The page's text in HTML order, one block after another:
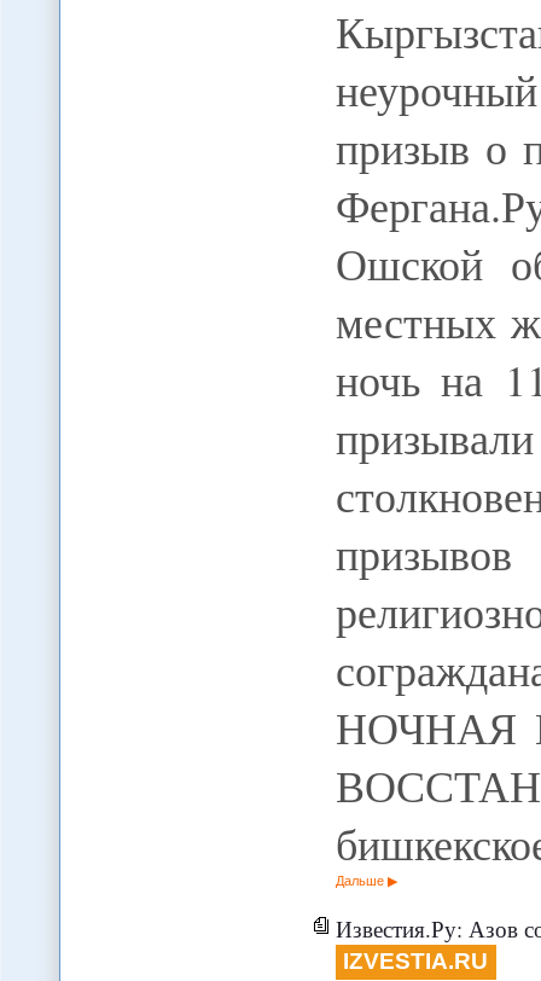
призыв о
Ошской
местных
ночь на
НОЧНАЯ
Дальше
Известия.Ру: Азов
IZVESTIA.RU